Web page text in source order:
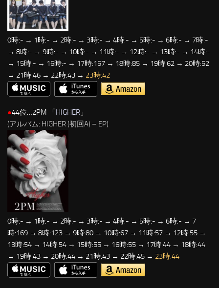
0時:- → 1時:- → 2時:- → 3時:- → 4時:- → 5時:- → 6時:- → 7時:-
→ 8時:- → 9時:- → 10時:- → 11時:- → 12時:- → 13時:- → 14時:-
→ 15時:- → 16時:- → 17時:157 → 18時:85 → 19時:62 → 20時:52
→ 21時:46 → 22時:43 → 23時:42
●44位…2PM 「 HIGHER 」
(アルバム: HIGHER (初回A) – EP)
0時:- → 1時:- → 2時:- → 3時:- → 4時:- → 5時:- → 6時:- → 7
時:169 → 8時:123 → 9時:80 → 10時:67 → 11時:57 → 12時:55 →
13時:54 → 14時:54 → 15時:55 → 16時:55 → 17時:44 → 18時:44
→ 19時:43 → 20時:44 → 21時:43 → 22時:45 → 23時:44